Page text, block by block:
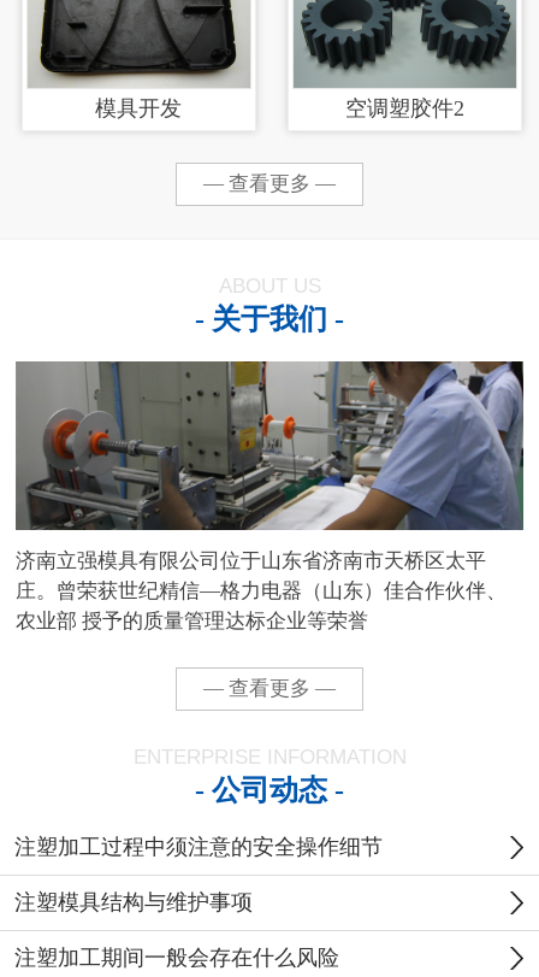
模具开发 空调塑胶件2
— 查看更多 —
ABOUT US
- 关于我们 -
济南立强模具有限公司位于山东省济南市天桥区太平
庄。曾荣获世纪精信—格力电器（山东）佳合作伙伴、
农业部 授予的质量管理达标企业等荣誉
— 查看更多 —
ENTERPRISE INFORMATION
- 公司动态 -
注塑加工过程中须注意的安全操作细节
注塑模具结构与维护事项
注塑加工期间一般会存在什么风险